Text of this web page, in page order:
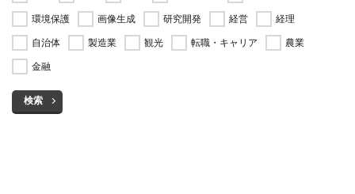
環境保護
画像生成 研究開発 経営
経理
自治体
製造業 観光 転職・キャリア
農業
金融
検索